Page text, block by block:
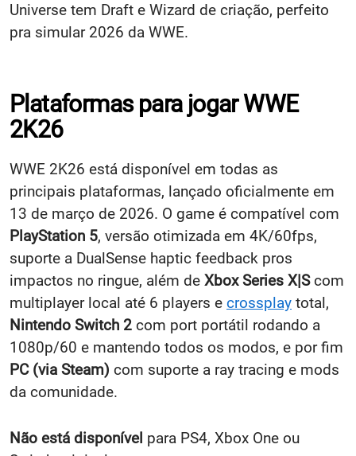
Universe tem Draft e Wizard de criação, perfeito
pra simular 2026 da WWE.
Plataformas para jogar WWE
2K26
WWE 2K26 está disponível em todas as
principais plataformas, lançado oficialmente em
13 de março de 2026. O game é compatível com
PlayStation 5, versão otimizada em 4K/60fps,
suporte a DualSense haptic feedback pros
impactos no ringue, além de Xbox Series X|Scom
multiplayer local até 6 players e crossplay total,​
Nintendo Switch 2 com port portátil rodando a
1080p/60 e mantendo todos os modos, e por fim
PC (via Steam) com suporte a ray tracing e mods
da comunidade.
Não está disponível para PS4, Xbox One ou